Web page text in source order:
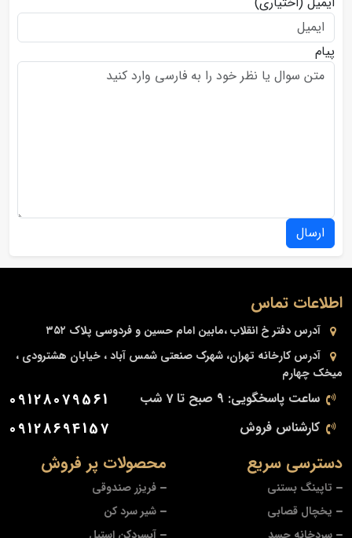
پیام
ارسال
محصولات پر فروش
فریزر صندوقی
شیر سرد کن
دسترسی سریع
تاپینگ بستنی
یخچال قصابی
اطلاعات تماس
آدرس دفتر خ انقلاب ،مابین امام حسین و فردوسی پلاک ۳۵۲
آدرس کارخانه تهران، شهرک صنعتی شمس آباد ، خیابان هشترودی ،
میخک چهارم
ساعت پاسخگویی: 9 صبح تا 7 شب 09128079561
کارشناس فروش 09128694157